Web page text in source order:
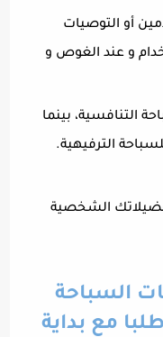
أو التوصيات
و عند الغوص و
التنافسية، بينما
الترفيهية.
الشخصية
السباحة
مع بداية